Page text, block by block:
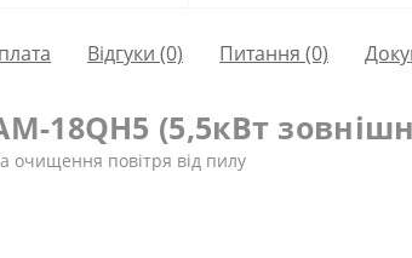
Відгуки (0) Питання (0)
18QH5 (5,5кВт
очищення повітря від пилу